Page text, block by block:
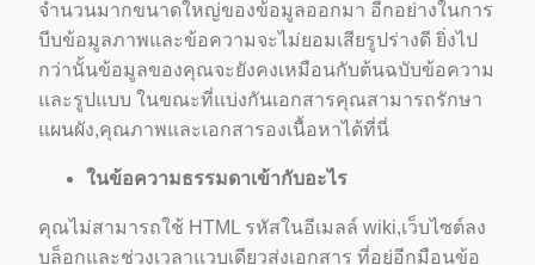
จำนวนมากขนาดใหญ่ของข้อมูลออกมา อีกอย่างในการ
บีบข้อมูลภาพและข้อความจะไม่ยอมเสียรูปร่างดี ยิ่งไป
กว่านั้นข้อมูลของคุณจะยังคงเหมือนกับต้นฉบับข้อความ
และรูปแบบ ในขณะที่แบ่งกันเอกสารคุณสามารถรักษา
แผนผัง,คุณภาพและเอกสารองเนื้อหาได้ที่นี่
ในข้อความธรรมดาเข้ากับอะไร
คุณไม่สามารถใช้ HTML รหัสในอีเมลล์ wiki,เว็บไซต์ลง
บล็อกและช่วงเวลาแวบเดียวส่งเอกสาร ที่อยู่อีกมือนข้อ